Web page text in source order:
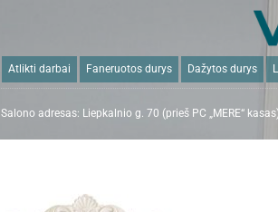
Atlikti darbai Faneruotos durys Dažytos durys
Salono adresas: Liepkalnio g. 70 (prieš PC „MERE“